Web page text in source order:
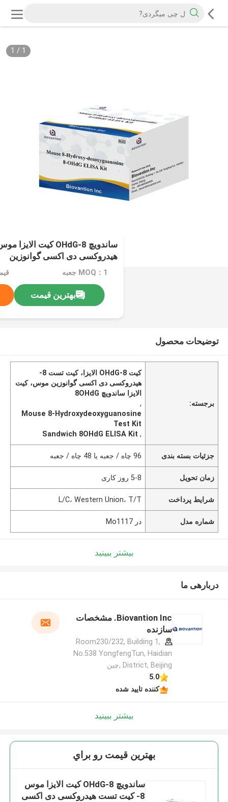
1
/
1
هیدروکسی دی اکسی گوانوزین
MOQ：1 جعبه
بهترین قیمت
توضیحات محصول
برجسته:
کیت 8-OHdG الایزا، کیت تست 8-
هیدروکسی دی اکسی گوانوزین موس، کیت
الایزا ساندویچ 8OHdG
,
Mouse 8-Hydroxydeoxyguanosine
Test Kit
,
Sandwich 8OHdG ELISA Kit
جزئیات بسته بندی 96 چاه / جعبه یا 48 چاه / جعبه
زمان تحویل 5-8 روز کاری
شرایط پرداخت L/C، Western Union، T/T
شماره مدل در Mo1117
بیشتر ببینید
دربارهی ما
Biovantion Inc. مشخصات
سازنده
Room230/232, Building 1,
No.538 YongfengTun, Haidian
District, Beijing ,چین
5.0
کننده تایید شده
بیشتر ببینید
بهترين قيمت رو براي
ساندویچ 8-OHdG کیت الایزا موس
8- کیت تست هیدروکسی دی اکسی